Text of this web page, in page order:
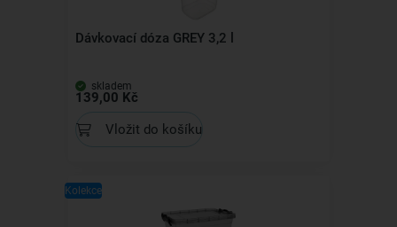
Dávkovací dóza GREY 3,2 l
skladem
139,00 Kč
Vložit do košíku
Kolekce